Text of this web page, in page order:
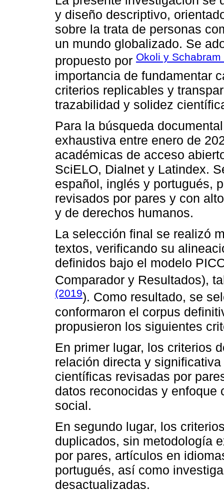
y diseño descriptivo,
sobre la trata de personas
un mundo globalizado. Se
propuesto por Okoli y Schabram
importancia de fundamentar
criterios replicables y
trazabilidad y solidez
Para la búsqueda
exhaustiva entre enero de
académicas de acceso
SciELO, Dialnet y Latindex.
español, inglés y portugués,
revisados por pares y con
y de derechos humanos.
La selección final se realizó
textos, verificando su
definidos bajo el modelo
Comparador y Resultados),
(2019). Como resultado, se
conformaron el corpus
propusieron los siguientes
En primer lugar, los criterios
relación directa y
científicas revisadas por
datos reconocidas y
social.
En segundo lugar, los
duplicados, sin metodología
por pares, artículos en
portugués, así como
desactualizadas.